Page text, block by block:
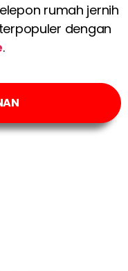
rumah jernih
dengan
.